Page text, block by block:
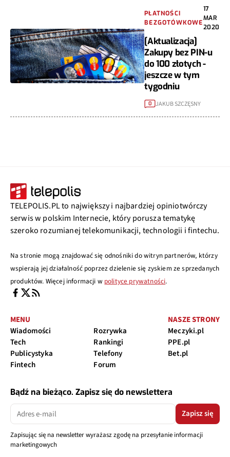
PŁATNOŚCI
BEZGOTÓWKOWE
17
MAR
2020
[Aktualizacja]
Zakupy bez PIN-u
do 100 złotych -
jeszcze w tym
tygodniu
0 JAKUB SZCZĘSNY
TELEPOLIS.PL to największy i najbardziej opiniotwórczy
serwis w polskim Internecie, który porusza tematykę
szeroko rozumianej telekomunikacji, technologii i fintechu.
Na stronie mogą znajdować się odnośniki do witryn partnerów, którzy
wspierają jej działalność poprzez dzielenie się zyskiem ze sprzedanych
produktów. Więcej informacji w polityce prywatności.
MENU
Wiadomości
Tech
Publicystyka
Fintech
Rozrywka
Rankingi
Telefony
Forum
NASZE STRONY
Meczyki.pl
PPE.pl
Bet.pl
Bądź na bieżąco. Zapisz się do newslettera
Zapisz się
Zapisując się na newsletter wyrażasz zgodę na przesyłanie informacji
marketingowych